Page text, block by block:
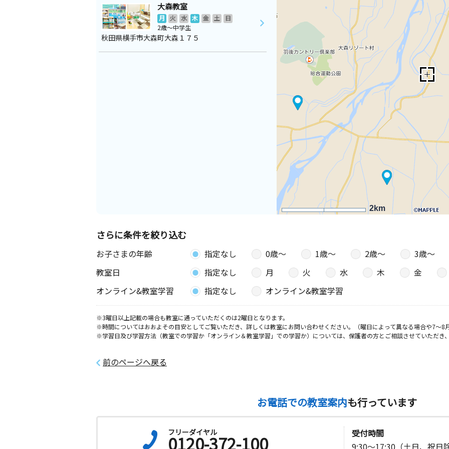
2km
大森教室
月 火 水 木 金 土
日
2歳～中学生
秋田県横手市大森町大森１７５
さらに条件を絞り込む
お子さまの年齢 指定なし 0歳〜 1歳〜 2歳〜
3歳〜
教室日
指定なし 月 火 水 木
金
オンライン&教室学習
指定なし オンライン&教室学習
※3曜日以上記載の場合も教室に通っていただくのは2曜日となります。
※時間についてはおおよその目安としてご覧いただき、詳しくは教室にお問い合わせください。（曜日によって異なる場合や7～8
※学習日及び学習方法（教室での学習か「オンライン＆教室学習」での学習か）については、保護者の方とご相談させていただき
前のページへ戻る
お電話での教室案内も行っています
フリーダイヤル
0120-372-100
受付時間
9:30～17:30（土日、祝日